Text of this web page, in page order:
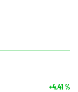
+4,41 %